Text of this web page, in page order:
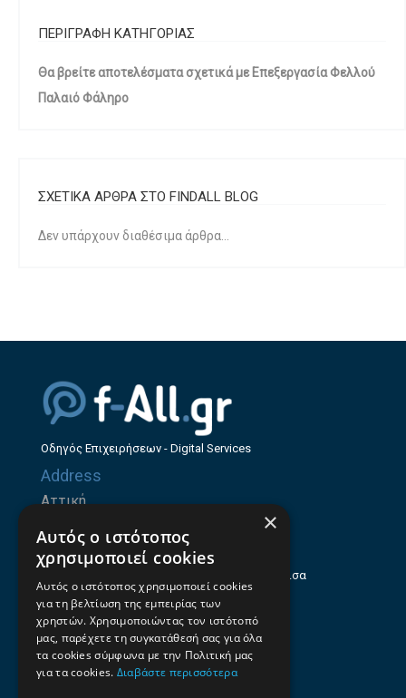
ΠΕΡΙΓΡΑΦΗ ΚΑΤΗΓΟΡΙΑΣ
Θα βρείτε αποτελέσματα σχετικά με Επεξεργασία Φελλού
Παλαιό Φάληρο
ΣΧΕΤΙΚΑ ΑΡΘΡΑ ΣΤΟ FINDALL BLOG
Δεν υπάρχουν διαθέσιμα άρθρα...
Οδηγός Επιχειρήσεων - Digital Services
Address
Αττική
Θεσσαλία
Ηρώων Πολυτεχνείου 214 (1ος Όροφος), Λάρισα
Επαγγελματικός οδηγός Λάρισας
Emails
×
Αυτός ο ιστότοπος
χρησιμοποιεί cookies
Αυτός ο ιστότοπος χρησιμοποιεί cookies
για τη βελτίωση της εμπειρίας των
χρηστών. Χρησιμοποιώντας τον ιστότοπό
μας, παρέχετε τη συγκατάθεσή σας για όλα
τα cookies σύμφωνα με την Πολιτική μας
για τα cookies. Διαβάστε περισσότερα